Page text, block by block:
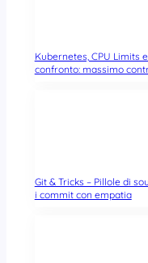
Kubernetes, CPU Limits
confronto: massimo
Git & Tricks – Pillole di
i commit con empatia